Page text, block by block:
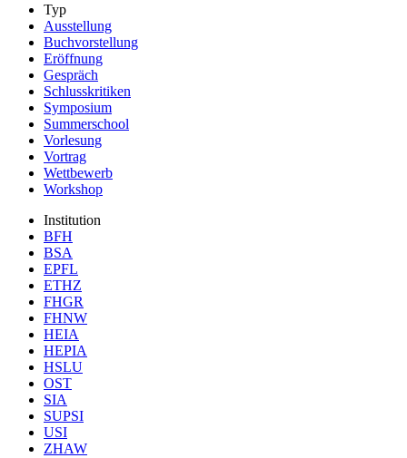
Typ
Ausstellung
Buchvorstellung
Eröffnung
Gespräch
Schlusskritiken
Symposium
Summerschool
Vorlesung
Vortrag
Wettbewerb
Workshop
Institution
BFH
BSA
EPFL
ETHZ
FHGR
FHNW
HEIA
HEPIA
HSLU
OST
SIA
SUPSI
USI
ZHAW